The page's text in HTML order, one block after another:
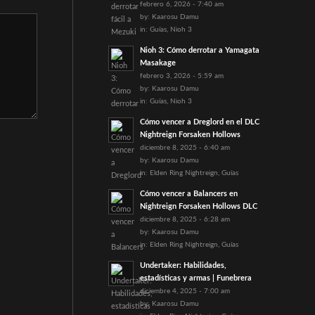
febrero 6, 2026 - 7:40 am
by: Kaarosu Damu
in: Guías, Nioh 3
Nioh 3: Cómo derrotar a Yamagata
Masakage
febrero 3, 2026 - 5:59 am
by: Kaarosu Damu
in: Guías, Nioh 3
Cómo vencer a Dreglord en el DLC
Nightreign Forsaken Hollows
diciembre 8, 2025 - 6:40 am
by: Kaarosu Damu
in: Elden Ring Nightreign, Guías
Cómo vencer a Balancers en
Nightreign Forsaken Hollows DLC
diciembre 8, 2025 - 6:28 am
by: Kaarosu Damu
in: Elden Ring Nightreign, Guías
Undertaker: Habilidades,
estadísticas y armas | Funebrera
diciembre 4, 2025 - 7:00 am
by: Kaarosu Damu